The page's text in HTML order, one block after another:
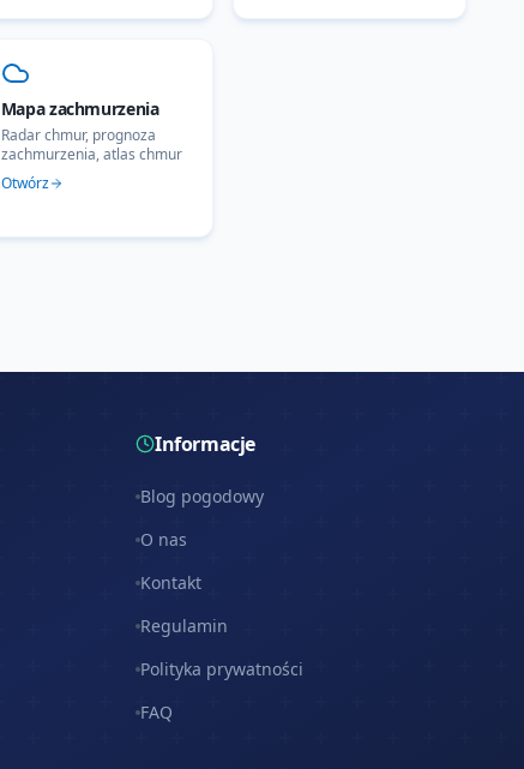
Mapa zachmurzenia
Radar chmur, prognoza
zachmurzenia, atlas chmur
Otwórz
Informacje
Blog pogodowy
O nas
Kontakt
Regulamin
Polityka prywatności
FAQ